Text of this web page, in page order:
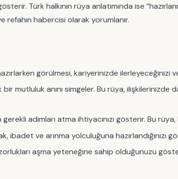
Türk halkının rüya anlatımında ise
refahın habercisi olarak yorumlanır.
görülmesi, kariyerinizde ilerleyeceğinizi ve
mutluluk anını simgeler. Bu rüya,
adımları atma ihtiyacınızı gösterir. Bu
ibadet ve arınma yolculuğuna
aşma yeteneğine sahip olduğunuzu gösterir.